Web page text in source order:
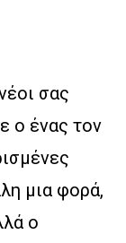
σας
ο ένας τον
μια φορά,
ο